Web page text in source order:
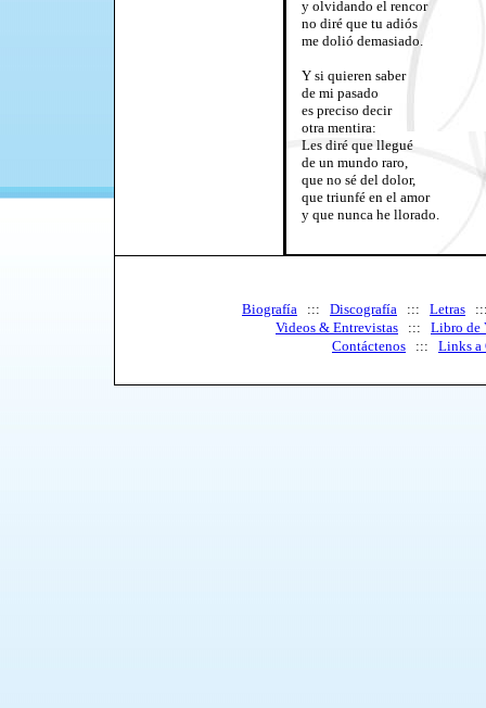
y olvidando el rencor
no diré que tu adiós
me dolió demasiado.
Y si quieren saber
de mi pasado
es preciso decir
otra mentira:
Les diré que llegué
de un mundo raro,
que no sé del dolor,
que triunfé en el amor
y que nunca he llorado.
Biografía ::: Discografía ::: Letras
Videos & Entrevistas ::: Libro de
Contáctenos ::: Links a